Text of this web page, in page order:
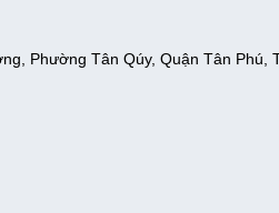
Phường Tân Qúy, Quận Tân Phú,